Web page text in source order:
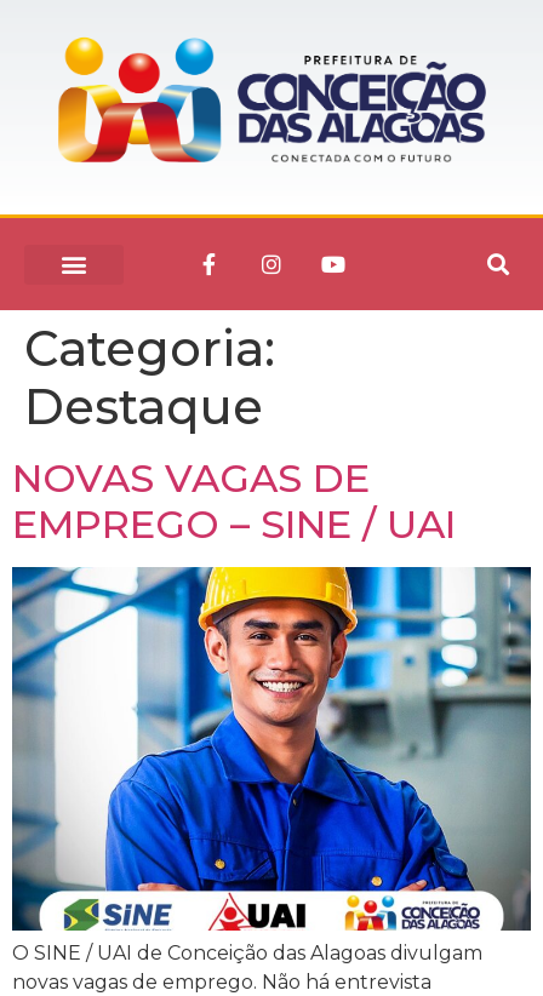
Categoria:
Destaque
NOVAS VAGAS DE
EMPREGO – SINE / UAI
O SINE / UAI de Conceição das Alagoas divulgam
novas vagas de emprego. Não há entrevista